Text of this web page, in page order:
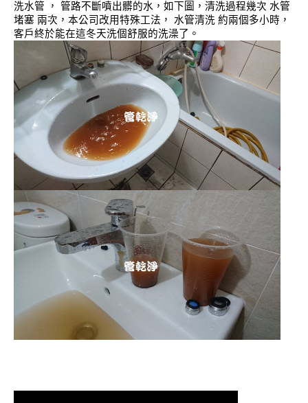
洗水管 ， 管路不斷噴出髒的水，如下圖，清洗過程幾次 水管
堵塞 兩次，本公司改用特殊工法， 水管清洗 約兩個多小時，
客戶終於能在這冬天洗個舒服的洗澡了。